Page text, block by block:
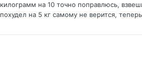
килограмм на 10 точно поправлюсь,
похудел на 5 кг самому не верится,